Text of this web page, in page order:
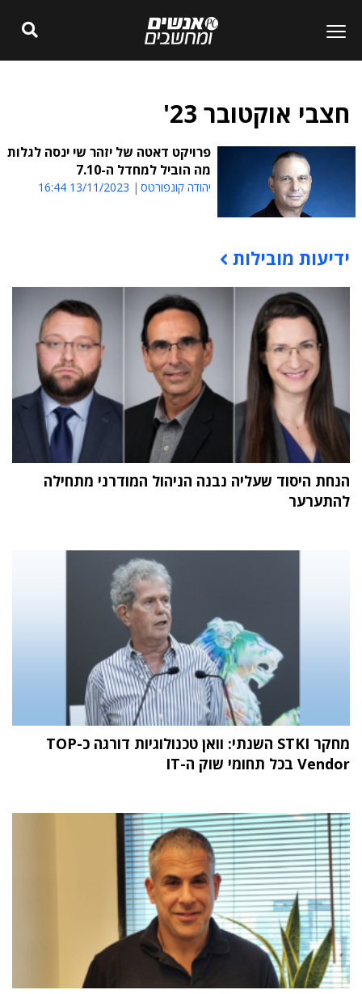
חצבי אוקטובר 23'
פרויקט דאטה של יזהר שי ינסה לגלות
מה הוביל למחדל ה-7.10
יהודה קונפורטס 13/11/2023 16:44
תוכן פרסומי
ידיעות מובילות
הנחת היסוד שעליה נבנה הניהול המודרני מתחילה
להתערער
מחקר STKI השנתי: וואן טכנולוגיות דורגה כ-TOP
Vendor בכל תחומי שוק ה-IT